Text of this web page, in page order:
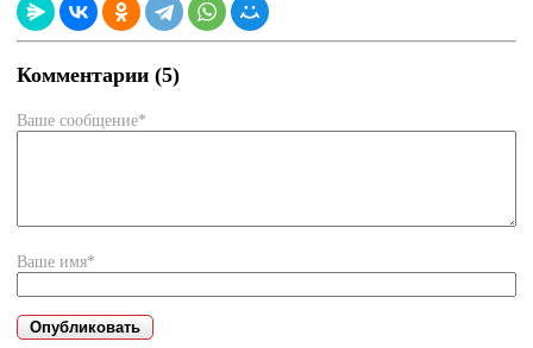
Комментарии (5)
Ваше сообщение*
Ваше имя*